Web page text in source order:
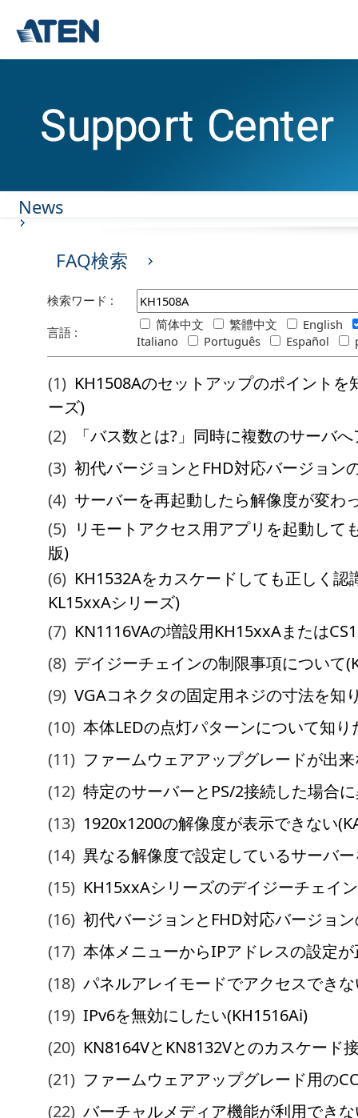
News
FAQ検索
検索ワード :
言語 :
简体中文 繁體中文
English
Italiano
Português Español